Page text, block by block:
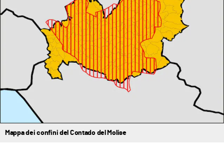
Mappa dei confini del Contado del Molise